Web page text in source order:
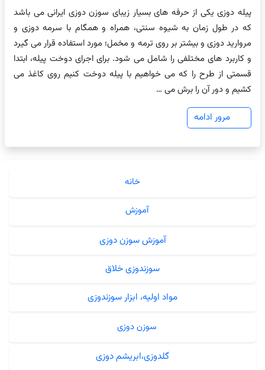
پیله دوزی یکی از حرفه های بسیار زیبای سوزن دوزی ایرانی می باشد
که در طول زمان به شیوه سنتی، همراه و همگام با سرمه دوزی و
مروارید دوزی و بیشتر بر روی ترمه و مخمل؛ مورد استفاده قرار می گیرد
و کاربرد های مختلفی را شامل می شود. برای اجرای دوخت پیله، ابتدا
قسمتی از طرح را که می خواهیم با پیله دوخت کنیم روی کاغذ می
کشیم و دور آن را برش می …
مرور ادامه
خانه
آموزش
آموزش سوزن دوزی
سوزندوزی خلاق
مواد اولیه، ابزار سوزندوزی
سوزن دوزی
گلدوزی،ابریشم دوزی